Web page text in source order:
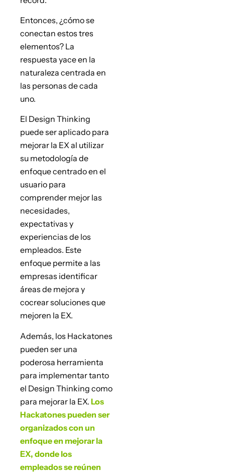
Entonces, ¿cómo se
conectan estos tres
elementos? La
respuesta yace en la
naturaleza centrada en
las personas de cada
uno.
El Design Thinking
puede ser aplicado para
mejorar la EX al utilizar
su metodología de
enfoque centrado en el
usuario para
comprender mejor las
necesidades,
expectativas y
experiencias de los
empleados. Este
enfoque permite a las
empresas identificar
áreas de mejora y
cocrear soluciones que
mejoren la EX.
Además, los Hackatones
pueden ser una
poderosa herramienta
para implementar tanto
el Design Thinking como
para mejorar la EX. Los
Hackatones pueden ser
organizados con un
enfoque en mejorar la
EX, donde los
empleados se reúnen